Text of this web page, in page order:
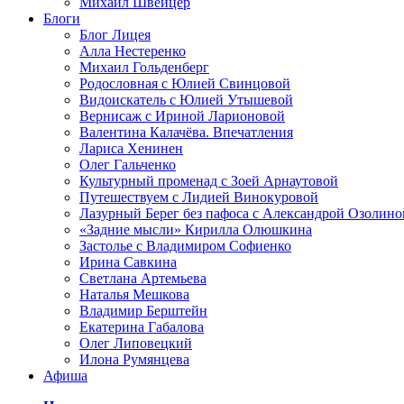
Блоги
Блог Лицея
Алла Нестеренко
Михаил Гольденберг
Родословная с Юлией Свинцовой
Видоискатель с Юлией Утышевой
Вернисаж с Ириной Ларионовой
Валентина Калачёва. Впечатления
Лариса Хенинен
Олег Гальченко
Культурный променад с Зоей Арнаутовой
Путешествуем с Лидией Винокуровой
Лазурный Берег без пафоса с Александрой
«Задние мысли» Кирилла Олюшкина
Застолье с Владимиром Софиенко
Ирина Савкина
Светлана Артемьева
Наталья Мешкова
Владимир Берштейн
Екатерина Габалова
Олег Липовецкий
Илона Румянцева
Афиша